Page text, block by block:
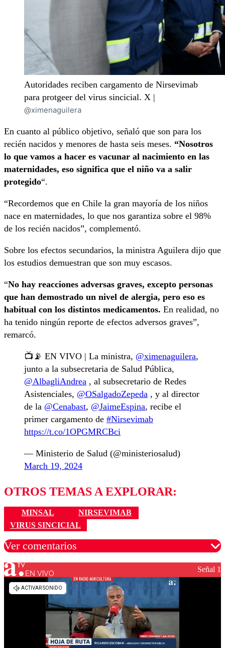
Autoridades reciben cargamento de Nirsevimab
para protgeer del virus sincicial. X |
@ximenaguilera
En cuanto al público objetivo, señaló que son para los
recién nacidos y menores de hasta seis meses. “Nosotros
lo que vamos a hacer es vacunar al nacimiento en las
maternidades, eso significa que el niño va a salir
protegido“.
“Recordemos que en Chile la gran mayoría de los niños
nace en maternidades, lo que nos garantiza sobre el 98%
de los recién nacidos”, complementó.
Sobre los efectos secundarios, la ministra Aguilera dijo que
los estudios demuestran que son muy escasos.
“No hay reacciones adversas graves, excepto personas
que han demostrado un nivel de alergia, pero eso es
habitual con los distintos medicamentos. En realidad, no
ha tenido ningún reporte de efectos adversos graves”,
remarcó.
📺📡 EN VIVO | La ministra, @ximenaguilera,
junto a la subsecretaria de Salud Pública,
@AlbagliAndrea , al subsecretario de Redes
Asistenciales, @OSalgadoZepeda , y al director
de la @Cenabast, @JaimeEspina, recibe el
primer cargamento de #Nirsevimab
https://t.co/1OPGMRCBci
— Ministerio de Salud (@ministeriosalud)
March 19, 2024
OTROS TEMAS A EXPLORAR:
MINSAL
NIRSEVIMAB
VIRUS SINCICIAL
Ver comentarios
Los comentarios son moderados para garantizar un
diálogo respetuoso.
EN VIVO Señal 1